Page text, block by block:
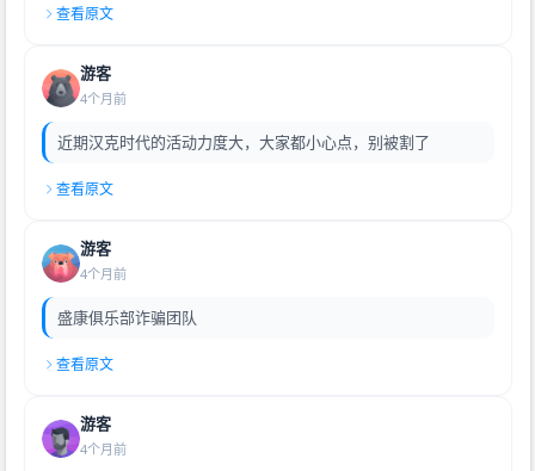
查看原文
游客
4个月前
近期汉克时代的活动力度大，大家都小心点，别被割了
查看原文
游客
4个月前
盛康俱乐部诈骗团队
查看原文
游客
4个月前